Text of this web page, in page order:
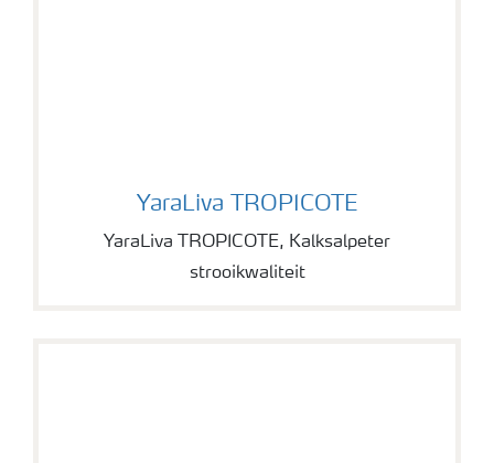
YaraLiva TROPICOTE
YaraLiva TROPICOTE, Kalksalpeter
strooikwaliteit